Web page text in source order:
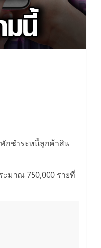
พักชำระหนี้ลูกค้าสิน
ะมาณ 750,000 รายที่